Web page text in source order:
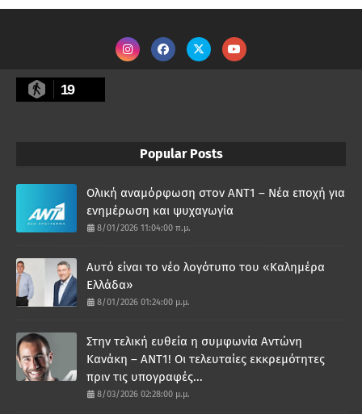
19
Popular Posts
Ολική αναμόρφωση στον ΑΝΤ1 – Νέα εποχή για
ενημέρωση και ψυχαγωγία
8/01/2026 11:04:00 π.μ.
Αυτό είναι το νέο λογότυπο του «Καλημέρα
Ελλάδα»
8/01/2026 01:24:00 μ.μ.
Στην τελική ευθεία η συμφωνία Αντώνη
Κανάκη – ΑΝΤ1! Οι τελευταίες εκκρεμότητες
πριν τις υπογραφές...
8/03/2026 02:28:00 μ.μ.